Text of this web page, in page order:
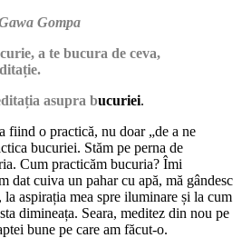
Gompa
a te bucura de ceva,
asupra bucuriei.
fiind o practică, nu doar „de a ne
bucuriei. Stăm pe perna de
Cum practicăm bucuria? Îmi
dat cuiva un pahar cu apă, mă gândesc
aspirația mea spre iluminare și la cum
dimineața. Seara, meditez din nou pe
bune pe care am făcut-o.